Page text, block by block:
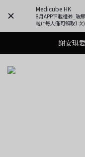
Medicube HK
8月APP下載禮🎁_玻
粒(*每人僅可領取1次)
謝安琪
謝安琪
油痘肌救